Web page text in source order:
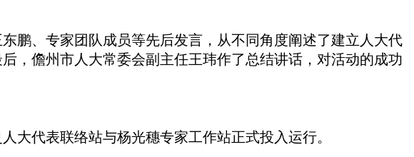
、专家团队成员等先后发言，从不同角度阐述了建立人大代
，儋州市人大常委会副主任王玮作了总结讲话，对活动的成功
代表联络站与杨光穗专家工作站正式投入运行。